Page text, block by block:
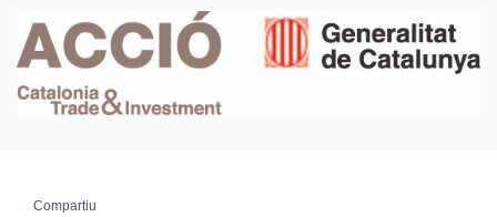
Compartiu